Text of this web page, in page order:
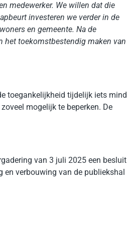
medewerker. We willen dat die
investeren we verder in de
en gemeente. Na de
het toekomstbestendig maken van
toegankelijkheid tijdelijk iets
mogelijk te beperken. De
van 3 juli 2025 een besluit
verbouwing van de publiekshal